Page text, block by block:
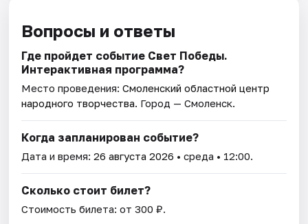
Вопросы и ответы
Где пройдет событие Свет Победы.
Интерактивная программа?
Место проведения:Смоленский областной центр
народного творчества. Город — Смоленск.
Когда запланирован событие?
Дата и время:26 августа 2026 • среда • 12:00.
Сколько стоит билет?
Стоимость билета: от 300 ₽.